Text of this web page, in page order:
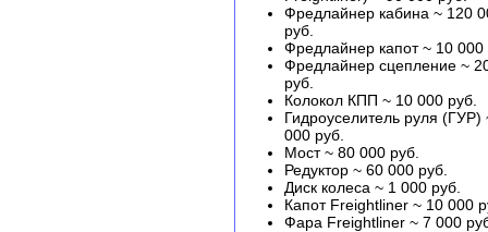
Фредлайнер кабина ~ 120
руб.
Фредлайнер капот ~ 10 000
Фредлайнер сцепление ~
руб.
Колокол КПП ~ 10 000 руб.
Гидроуселитель руля (ГУР)
000 руб.
Мост ~ 80 000 руб.
Редуктор ~ 60 000 руб.
Диск колеса ~ 1 000 руб.
Капот Freightliner ~ 10 000
Фара Freightliner ~ 7 000